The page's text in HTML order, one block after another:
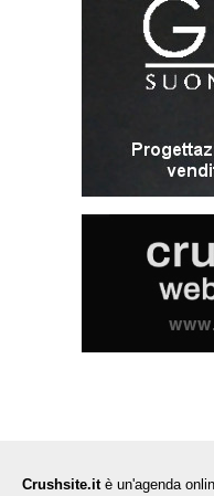
Crushsite.it è un'agenda